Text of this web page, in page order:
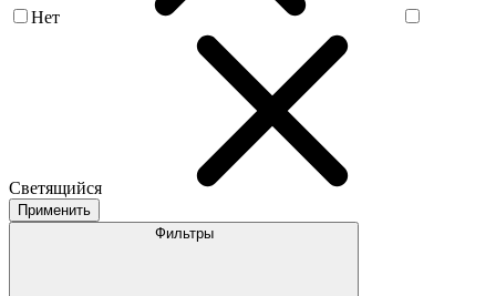
Нет
Светящийся
Применить
Фильтры